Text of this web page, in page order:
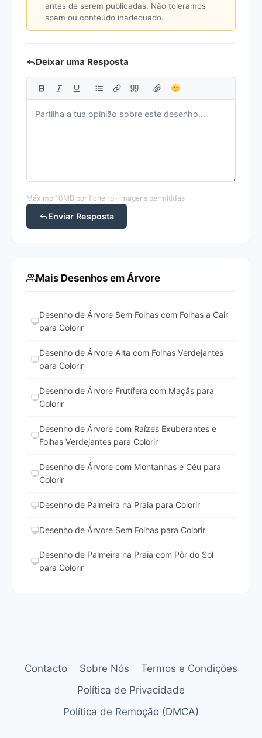
antes de serem publicadas. Não toleramos
spam ou conteúdo inadequado.
Deixar uma Resposta
Máximo 10MB por ficheiro · Imagens permitidas
Enviar Resposta
Mais Desenhos em Árvore
Desenho de Árvore Sem Folhas com Folhas a Cair
para Colorir
Desenho de Árvore Alta com Folhas Verdejantes
para Colorir
Desenho de Árvore Frutífera com Maçãs para
Colorir
Desenho de Árvore com Raízes Exuberantes e
Folhas Verdejantes para Colorir
Desenho de Árvore com Montanhas e Céu para
Colorir
Desenho de Palmeira na Praia para Colorir
Desenho de Árvore Sem Folhas para Colorir
Desenho de Palmeira na Praia com Pôr do Sol
para Colorir
Contacto Sobre Nós
Termos e Condições
Política de Privacidade
Política de Remoção (DMCA)